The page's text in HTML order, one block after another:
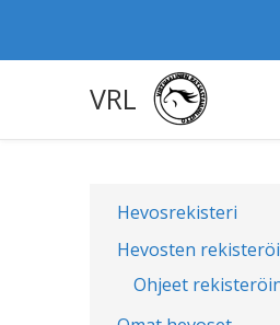
VRL
Hevosrekisteri
Hevosten
Ohjeet